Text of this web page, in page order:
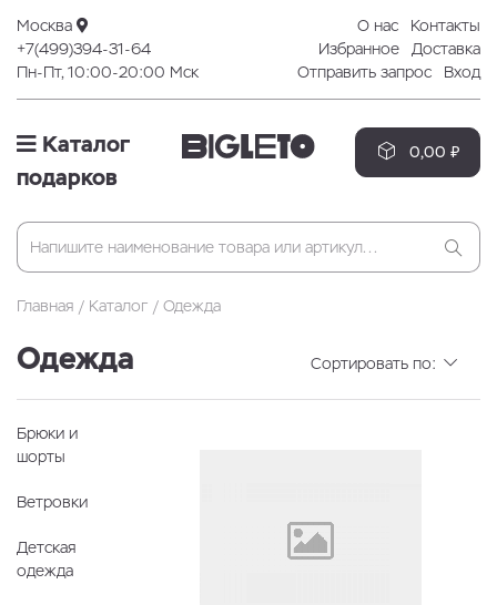
Москва
+7(499)394-31-64
Пн-Пт, 10:00-20:00 Мск
О нас
Контакты
Избранное
Доставка
Отправить запрос
Вход
Каталог
подарков
0,00 ₽
Главная Каталог Одежда
Одежда Сортировать по:
Брюки и
шорты
Ветровки
Детская
одежда